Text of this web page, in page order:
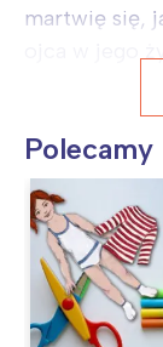
martwię się,
Polecamy